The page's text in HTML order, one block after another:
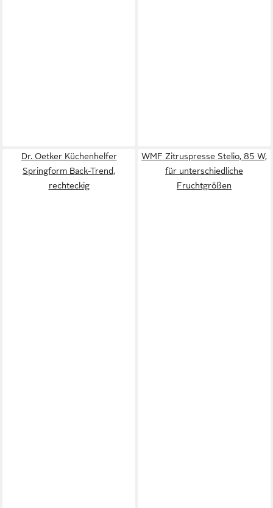
Dr. Oetker Küchenhelfer
Springform Back-Trend,
rechteckig
WMF Zitruspresse Stelio, 85 W,
für unterschiedliche
Fruchtgrößen